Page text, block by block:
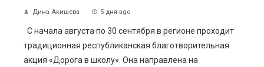
Дина Акишева 5 дня ago
С начала августа по 30 сентября в регионе проходит
традиционная республиканская благотворительная
акция «Дорога в школу». Она направлена на